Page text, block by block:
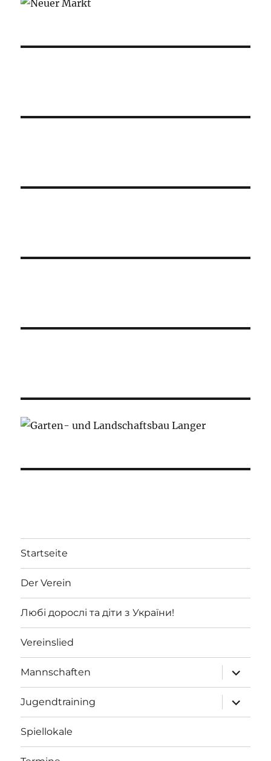
Startseite
Der Verein
Любі дорослі та діти з України!
Vereinslied
Mannschaften
öffnen
Jugendtraining
öffnen
Spiellokale